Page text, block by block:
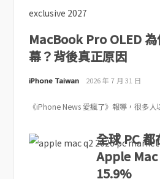
MacBook Pro OLED
幕？背後真正原因
iPhone Taiwan 2026 年 7 月 31 日
《iPhone News 愛瘋了》報導，很多人
全球 PC
Apple
15.9%